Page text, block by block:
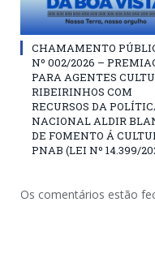
CHAMAMENTO
Nº 002/2026 –
PARA AGENTES
RIBEIRINHOS COM
RECURSOS DA
NACIONAL ALDIR
DE FOMENTO Á
PNAB (LEI Nº 14.399/
Os comentários estão